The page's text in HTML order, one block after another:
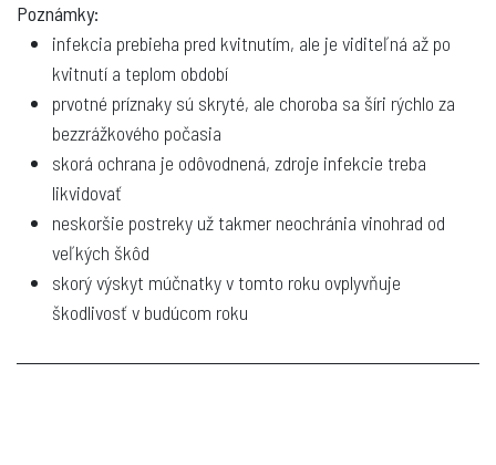
Poznámky:
infekcia prebieha pred kvitnutím, ale je viditeľná až po
kvitnutí a teplom období
prvotné príznaky sú skryté, ale choroba sa šíri rýchlo za
bezzrážkového počasia
skorá ochrana je odôvodnená, zdroje infekcie treba
likvidovať
neskoršie postreky už takmer neochránia vinohrad od
veľkých škôd
skorý výskyt múčnatky v tomto roku ovplyvňuje
škodlivosť v budúcom roku